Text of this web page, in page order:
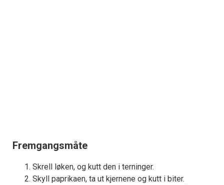
Fremgangsmåte
Skrell løken, og kutt den i terninger.
Skyll paprikaen, ta ut kjernene og kutt i biter.